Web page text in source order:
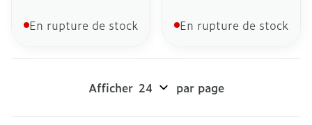
En rupture de stock En rupture de stock
Afficher par page